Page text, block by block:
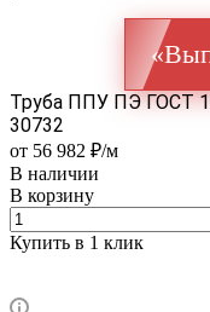
Труба ППУ ПЭ ГОСТ
30732
от 56 982 ₽/м
В наличии
В корзину
Купить в 1 клик